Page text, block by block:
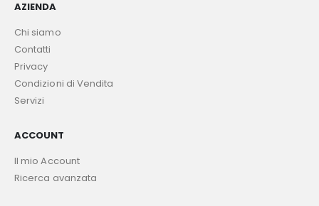
AZIENDA
Chi siamo
Contatti
Privacy
Condizioni di Vendita
Servizi
ACCOUNT
Il mio Account
Ricerca avanzata